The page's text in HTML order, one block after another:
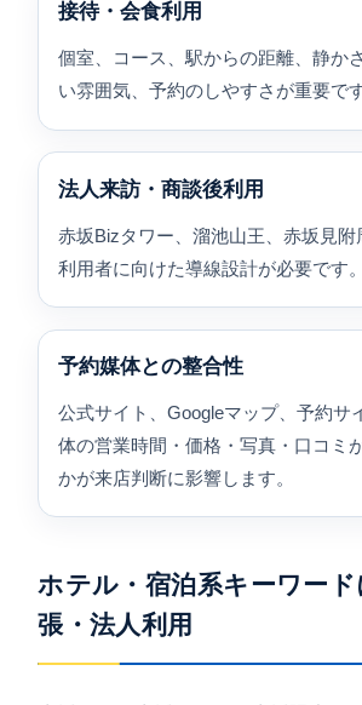
接待・会食利用
個室、コース、駅からの距離、静か
い雰囲気、予約のしやすさが重要です
法人来訪・商談後利用
赤坂Bizタワー、溜池山王、赤坂見附
利用者に向けた導線設計が必要です。
予約媒体との整合性
公式サイト、Googleマップ、予約サ
体の営業時間・価格・写真・口コミ
かが来店判断に影響します。
ホテル・宿泊系キーワード
張・法人利用